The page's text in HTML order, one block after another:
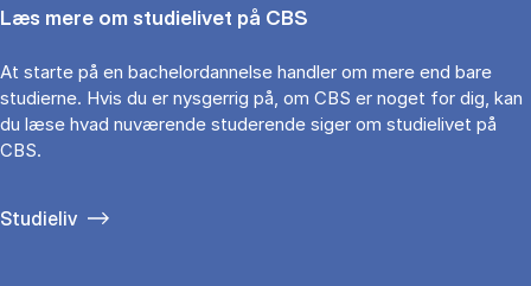
Læs mere om studielivet på CBS
At starte på en bachelordannelse handler om mere end bare
studierne. Hvis du er nysgerrig på, om CBS er noget for dig, kan
du læse hvad nuværende studerende siger om studielivet på
CBS.
Studieliv